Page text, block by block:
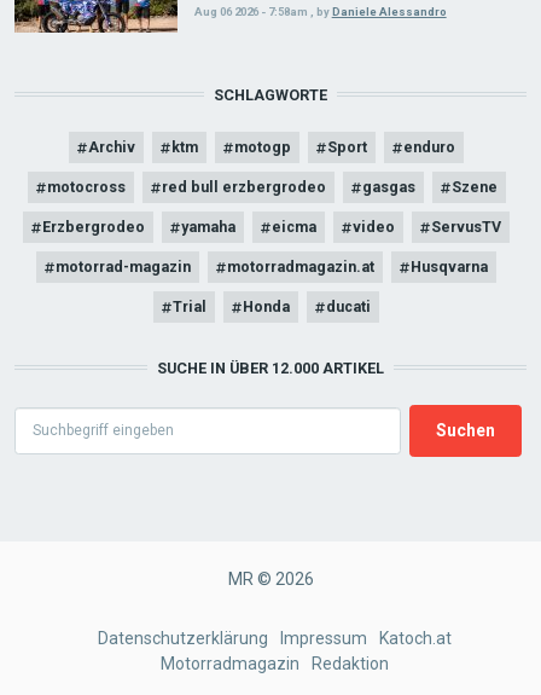
Aug 06 2026 - 7:58am , byDaniele Alessandro
SCHLAGWORTE
Archiv ktm motogp Sport enduro
motocross red bull erzbergrodeo gasgas Szene
Erzbergrodeo yamaha eicma video ServusTV
motorrad-magazin motorradmagazin.at Husqvarna
Trial Honda ducati
SUCHE IN ÜBER 12.000 ARTIKEL
MR © 2026
Datenschutzerklärung Impressum
Katoch.at
Motorradmagazin
Redaktion